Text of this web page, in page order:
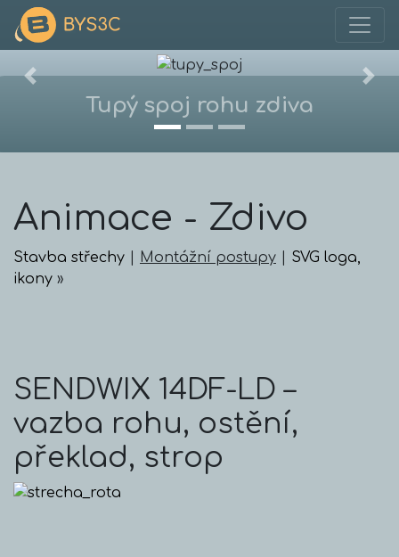
Skočit na obsah
Základní navigace
Tupý spoj rohu zdiva
Previous
Animace - Zdivo
Stavba střechy Montážní postupy
SVG loga,
ikony »
SENDWIX 14DF-LD –
vazba rohu, ostění,
překlad, strop